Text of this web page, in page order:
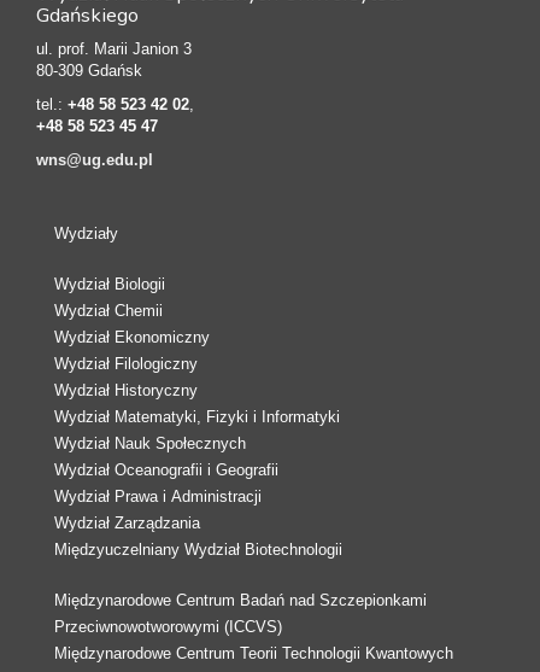
Gdańskiego
ul. prof. Marii Janion 3
80-309 Gdańsk
tel.: +48 58 523 42 02,
+48 58 523 45 47
wns@ug.edu.pl
Wydziały
Wydział Biologii
Wydział Chemii
Wydział Ekonomiczny
Wydział Filologiczny
Wydział Historyczny
Wydział Matematyki, Fizyki i Informatyki
Wydział Nauk Społecznych
Wydział Oceanografii i Geografii
Wydział Prawa i Administracji
Wydział Zarządzania
Międzyuczelniany Wydział Biotechnologii
Międzynarodowe Centrum Badań nad Szczepionkami
Przeciwnowotworowymi (ICCVS)
Międzynarodowe Centrum Teorii Technologii Kwantowych